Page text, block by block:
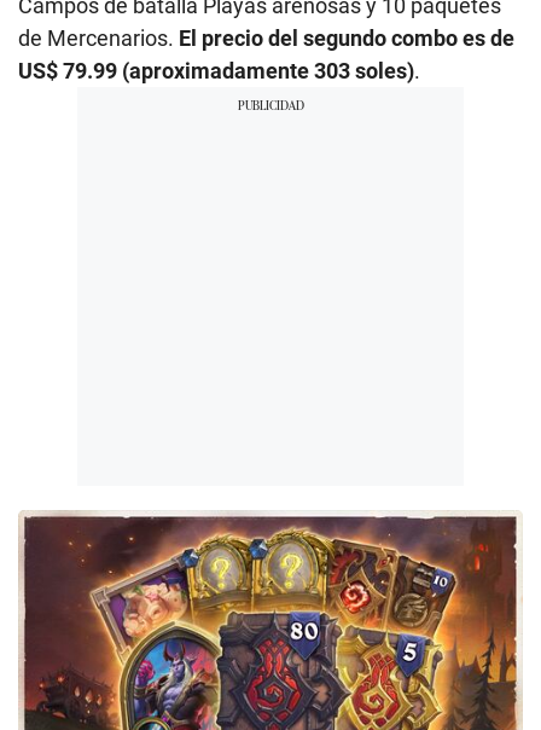
Campos de batalla Playas arenosas y 10 paquetes
de Mercenarios. El precio del segundo combo es de
US$ 79.99 (aproximadamente 303 soles).